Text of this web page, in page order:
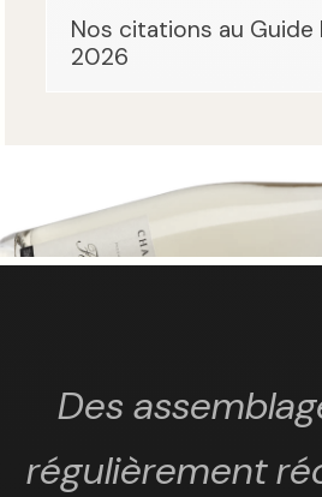
Nos citations au Guide
2026
Des
régulièrement